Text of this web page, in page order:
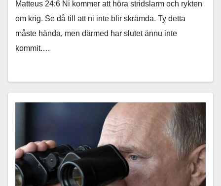
Matteus 24:6 Ni kommer att höra stridslarm och rykten
om krig. Se då till att ni inte blir skrämda. Ty detta
måste hända, men därmed har slutet ännu inte
kommit.…